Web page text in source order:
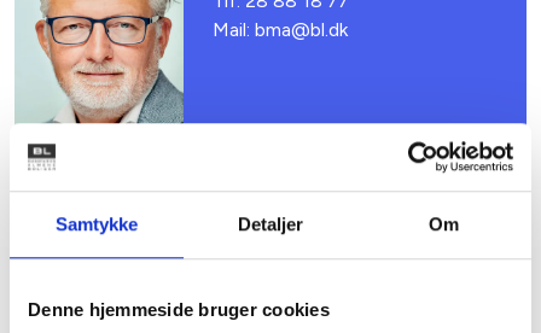
Samtykke Detaljer Om
Denne hjemmeside bruger cookies
Mail: bma@bl.dk
Relateret indhold